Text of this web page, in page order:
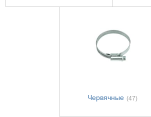
Червячные (47)